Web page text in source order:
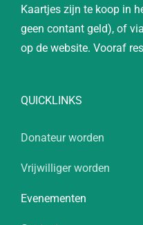
Kaartjes zijn te koop in
geen contant geld), of
op de website. Vooraf
QUICKLINKS
Donateur worden
Vrijwilliger worden
Evenementen